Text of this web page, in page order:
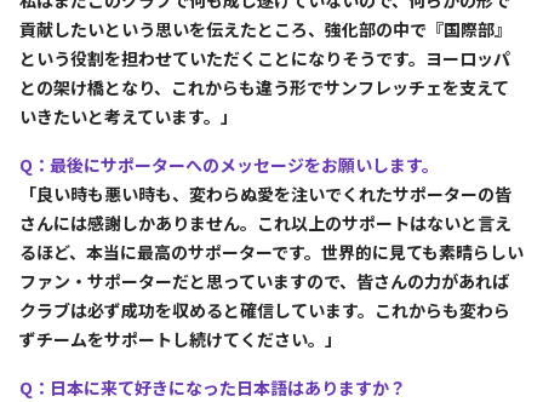
貢献したいという思いを伝えたところ、強化部の中で『国際部』
という役割を担わせていただくことになりそうです。ヨーロッパ
との架け橋となり、これからも違う形でサンフレッチェを支えて
いきたいと考えています。」
Q：最後にサポーターへのメッセージをお願いします。
「良い時も悪い時も、変わらぬ愛を注いでくれたサポーターの皆
さんには感謝しかありません。これ以上のサポートはないと言え
るほど、本当に最高のサポーターです。世界的に見ても素晴らしい
ファン・サポーターだと思っていますので、皆さんの力があれば
クラブは必ず成功を収めると確信しています。これからも変わら
ずチームをサポートし続けてください。」
Q：日本に来て好きになった日本語はありますか？